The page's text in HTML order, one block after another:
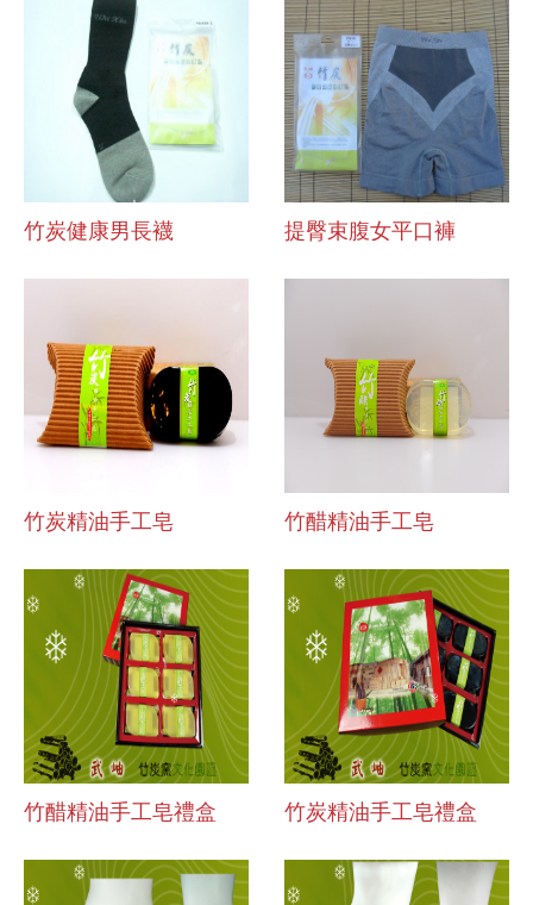
竹炭健康男長襪 提臀束腹女平口褲
竹炭精油手工皂 竹醋精油手工皂
竹醋精油手工皂禮盒 竹炭精油手工皂禮盒